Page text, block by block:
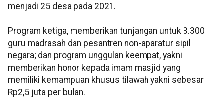
menjadi 25 desa pada 2021.
Program ketiga, memberikan tunjangan untuk 3.300
guru madrasah dan pesantren non-aparatur sipil
negara; dan program unggulan keempat, yakni
memberikan honor kepada imam masjid yang
memiliki kemampuan khusus tilawah yakni sebesar
Rp2,5 juta per bulan.